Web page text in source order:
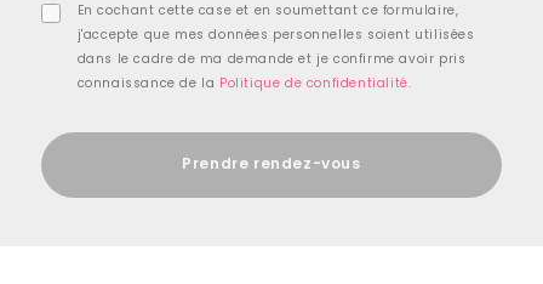
En cochant cette case et en soumettant ce formulaire,
j'accepte que mes données personnelles soient utilisées
dans le cadre de ma demande et je confirme avoir pris
connaissance de la Politique de confidentialité.